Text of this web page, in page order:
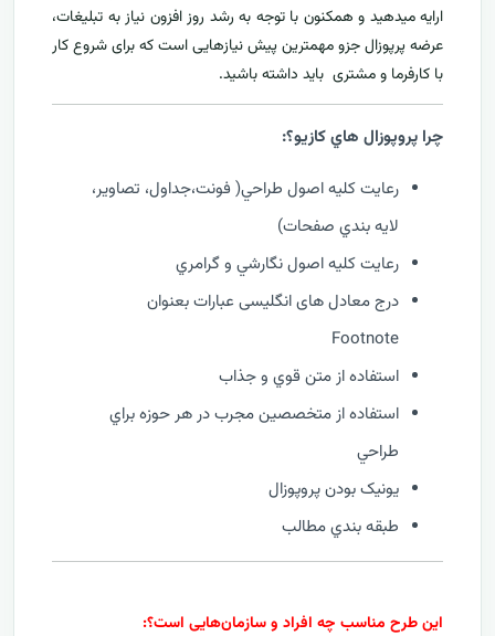
ارايه ميدهید و همکنون با توجه به رشد روز افزون نياز به تبليغات،
عرضه پرپوزال جزو مهمترين پیش نیازهایی است که برای شروع کار
با کارفرما و مشتری بايد داشته باشيد.
چرا پروپوزال هاي کازيو؟:
رعايت کليه اصول طراحي( فونت،جداول، تصاوير،
لايه بندي صفحات)
رعايت کليه اصول نگارشي و گرامري
درج معادل های انگلیسی عبارات بعنوان
Footnote
استفاده از متن قوي و جذاب
استفاده از متخصصين مجرب در هر حوزه براي
طراحي
يونيک بودن پروپوزال
طبقه بندي مطالب
این طرح مناسب چه افراد و سازمان‌هایی است؟: